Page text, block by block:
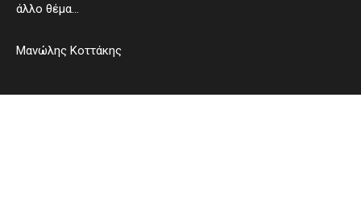
άλλο θέμα…
Μανώλης Κοττάκης